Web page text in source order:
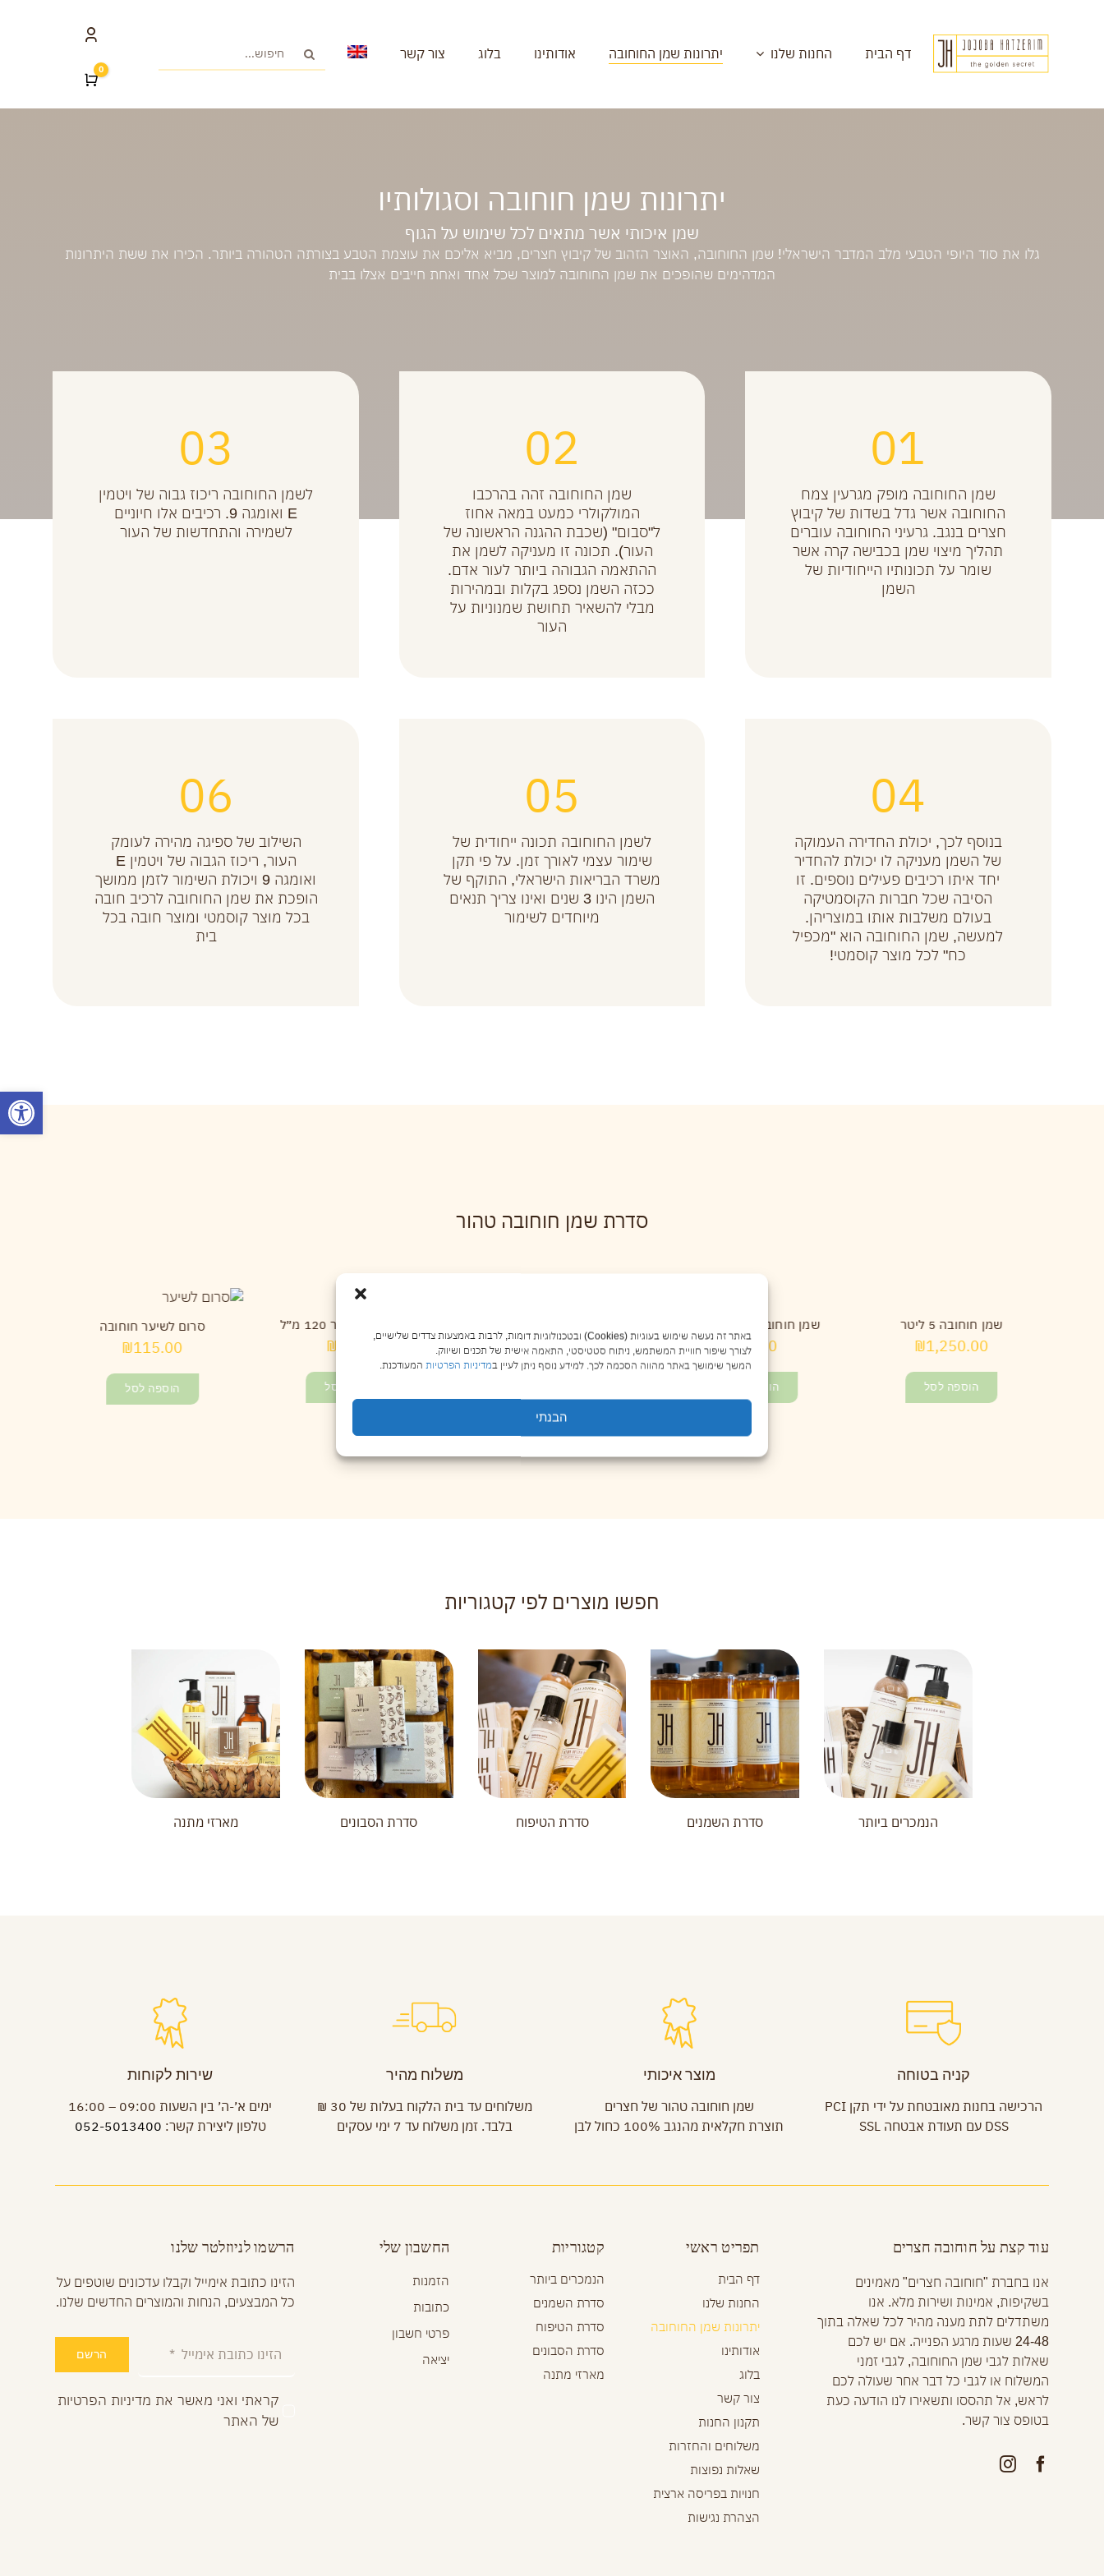
באתר זה נעשה שימוש בעוגיות (Cookies) ובטכנולוגיות דומות, לרבות באמצעות צדדים שלישיים,
לצורך שיפור חוויית המשתמש, ניתוח סטטיסטי, התאמה אישית של תכנים ושיווק.
המשך שימושך באתר מהווה הסכמה לכך. למידע נוסף ניתן לעיין במדיניות הפרטיות המעודכנת.
הבנתי
דף הבית החנות שלנו יתרונות שמן החוחובה אודותינו בלוג צור קשר חיפוש...
0
יתרונות שמן חוחובה וסגולותיו
שמן איכותי אשר מתאים לכל שימוש על הגוף
גלו את סוד היופי הטבעי מלב המדבר הישראלי! שמן החוחובה, האוצר הזהוב של קיבוץ חצרים, מביא אליכם את עוצמת הטבע בצורתה הטהורה ביותר. הכירו את ששת היתרונות
המדהימים שהופכים את שמן החוחובה למוצר שכל אחד ואחת חייבים אצלו בבית
01
שמן החוחובה מופק מגרעין צמח
החוחובה אשר גדל בשדות של קיבוץ
חצרים בנגב. גרעיני החוחובה עוברים
תהליך מיצוי שמן בכבישה קרה אשר
שומר על תכונותיו הייחודיות של
השמן
02
שמן החוחובה זהה בהרכבו
המולקולרי כמעט במאה אחוז
ל"סבום" (שכבת ההגנה הראשונה של
העור). תכונה זו מעניקה לשמן את
ההתאמה הגבוהה ביותר לעור אדם.
ככזה השמן נספג בקלות ובמהירות
מבלי להשאיר תחושת שמנוניות על
העור
03
לשמן החוחובה ריכוז גבוה של ויטמין
E ואומגה 9. רכיבים אלו חיוניים
לשמירה והתחדשות של העור
04
בנוסף לכך, יכולת החדירה העמוקה
של השמן מעניקה לו יכולת להחדיר
יחד איתו רכיבים פעילים נוספים. זו
הסיבה שכל חברות הקוסמטיקה
בעולם משלבות אותו במוצריהן.
למעשה, שמן החוחובה הוא "מכפיל
כח" לכל מוצר קוסמטי!
05
לשמן החוחובה תכונה ייחודית של
שימור עצמי לאורך זמן. על פי תקן
משרד הבריאות הישראלי, התוקף של
השמן הינו 3 שנים ואינו צריך תנאים
מיוחדים לשימור
06
השילוב של ספיגה מהירה לעומק
העור, ריכוז הגבוה של ויטמין E
ואומגה 9 ויכולת השימור לזמן ממושך
הופכת את שמן החוחובה לרכיב חובה
בכל מוצר קוסמטי ומוצר חובה בכל
בית
סדרת שמן חוחובה טהור
שמן חוחובה 5 ליטר
₪1,250.00
הוספה לסל
שמן חוחובה טהור 60 מ״ל
₪35.00
הוספה לסל
₪100.00
שמן חוחובה טהור 120 מ״ל
₪ 65.00
הוספה לסל
סרום לשיער חוחובה
₪115.00
הוספה לסל
חפשו מוצרים לפי קטגוריות
הנמכרים ביותר סדרת השמנים סדרת הטיפוח סדרת הסבונים מארזי מתנה
קניה בטוחה
הרכישה בחנות מאובטחת על ידי תקן PCI
DSS עם תעודת אבטחה SSL
מוצר איכותי
שמן חוחובה טהור של חצרים
תוצרת חקלאית מהנגב 100% כחול לבן
משלוח מהיר
משלוחים עד בית הלקוח בעלות של 30 ₪
בלבד. זמן משלוח עד 7 ימי עסקים
שירות לקוחות
ימים א׳-ה׳ בין השעות 09:00 – 16:00
טלפון ליצירת קשר: 052-5013400
עוד קצת על חוחובה חצרים
אנו בחברת "חוחובה חצרים" מאמינים
בשקיפות, אמינות ושירות מלא. אנו
משתדלים לתת מענה מהיר לכל שאלה בתוך
24-48 שעות מרגע הפנייה. אם יש לכם
שאלות לגבי שמן החוחובה, לגבי זמני
המשלוח או לגבי כל דבר אחר שעולה לכם
לראש, אל תהססו ותשאירו לנו הודעה כעת
בטופס צור קשר.
תפריט ראשי
דף הבית
החנות שלנו
יתרונות שמן החוחובה
אודותינו
בלוג
צור קשר
תקנון החנות
משלוחים והחזרות
שאלות נפוצות
חנויות בפריסה ארצית
הצהרת נגישות
קטגוריות
הנמכרים ביותר
סדרת השמנים
סדרת הטיפוח
סדרת הסבונים
מארזי מתנה
החשבון שלי
הזמנות
כתובות
פרטי חשבון
יציאה
הרשמו לניוזלטר שלנו
הזינו כתובת אימייל וקבלו עדכונים שוטפים על
כל המבצעים, הנחות והמוצרים החדשים שלנו.
הרשם
קראתי ואני מאשר את מדיניות הפרטיות
של האתר